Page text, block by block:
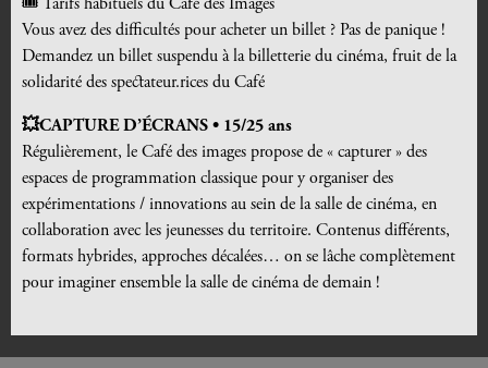
🎟️ Tarifs habituels du Café des Images
Vous avez des difficultés pour acheter un billet ? Pas de panique !
Demandez un billet suspendu à la billetterie du cinéma, fruit de la
solidarité des spectateur.rices du Café
💥CAPTURE D’ÉCRANS • 15/25 ans
Régulièrement, le Café des images propose de « capturer » des
espaces de programmation classique pour y organiser des
expérimentations / innovations au sein de la salle de cinéma, en
collaboration avec les jeunesses du territoire. Contenus différents,
formats hybrides, approches décalées… on se lâche complètement
pour imaginer ensemble la salle de cinéma de demain !